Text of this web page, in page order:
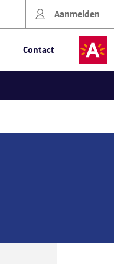
Aanmelden
Contact